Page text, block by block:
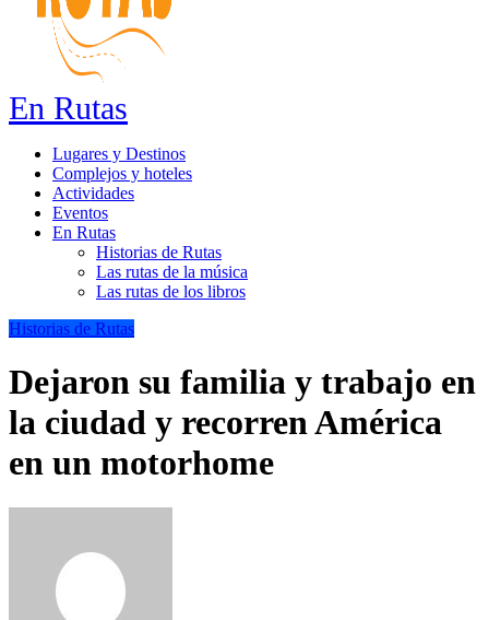
En Rutas
Lugares y Destinos
Complejos y hoteles
Actividades
Eventos
En Rutas
Historias de Rutas
Las rutas de la música
Las rutas de los libros
Historias de Rutas
Dejaron su familia y trabajo en
la ciudad y recorren América
en un motorhome